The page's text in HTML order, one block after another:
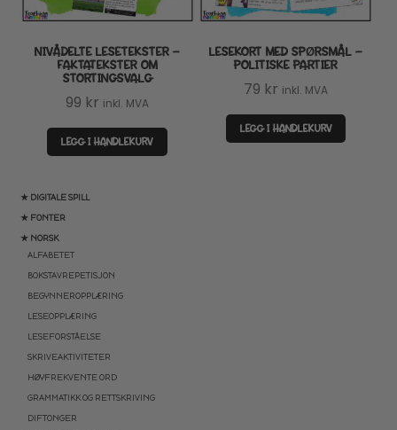
LISENSER
UTVID
TIPSHJØRNET
★ DIGITALE SPILL
★ FONTER
★ NORSK
ALFABETET
BOKSTAVREPETISJON
BEGYNNEROPPLÆRING
LESEOPPLÆRING
LESEFORSTÅELSE
SKRIVEAKTIVITETER
HØYFREKVENTE ORD
GRAMMATIKK OG RETTSKRIVING
DIFTONGER
NIVÅDELTE LESETEKSTER –
FAKTATEKSTER OM
STORTINGSVALG
99 kr inkl. MVA
LEGG I HANDLEKURV
LESEKORT MED SPØRSMÅL –
POLITISKE PARTIER
79 kr inkl. MVA
LEGG I HANDLEKURV